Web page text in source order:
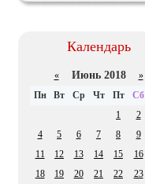
Календарь
«Июнь 2018 »
Пн
Вт Ср Чт Пт Сб
1
2
4
5 6 7 8 9
11
12 13 14 15 16
18
19 20 21 22 23